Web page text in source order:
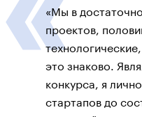
«Мы в
проектов,
это знаково.
конкурса, я
стартапов до